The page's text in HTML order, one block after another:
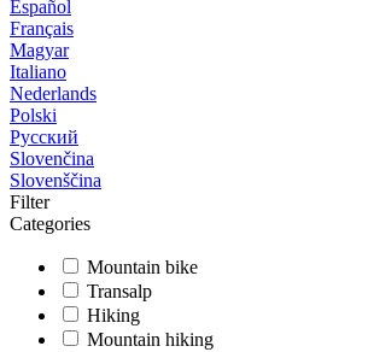
Español
Français
Magyar
Italiano
Nederlands
Polski
Русский
Slovenčina
Slovenščina
Filter
Categories
Mountain bike
Transalp
Hiking
Mountain hiking